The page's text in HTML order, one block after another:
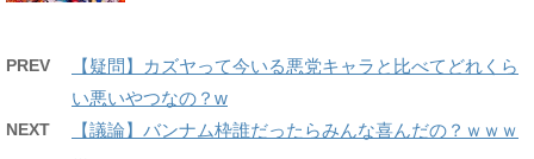
PREV
【疑問】カズヤって今いる悪党キャラと比べてどれくら
い悪いやつなの？w
NEXT
【議論】バンナム枠誰だったらみんな喜んだの？ｗｗｗ